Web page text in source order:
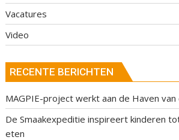
Vacatures
Video
RECENTE BERICHTEN
MAGPIE-project werkt aan de Haven
De Smaakexpeditie inspireert kinderen
eten